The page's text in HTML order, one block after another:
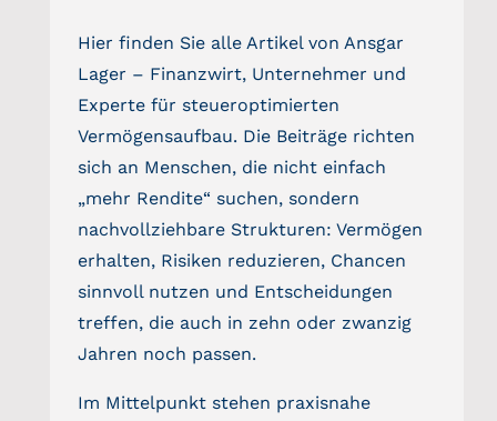
FINANCEAPP
Suche
nach:
Hier finden Sie alle Artikel von Ansgar
Lager – Finanzwirt, Unternehmer und
Experte für steueroptimierten
Vermögensaufbau. Die Beiträge richten
sich an Menschen, die nicht einfach
„mehr Rendite“ suchen, sondern
nachvollziehbare Strukturen: Vermögen
erhalten, Risiken reduzieren, Chancen
sinnvoll nutzen und Entscheidungen
treffen, die auch in zehn oder zwanzig
Jahren noch passen.
Im Mittelpunkt stehen praxisnahe